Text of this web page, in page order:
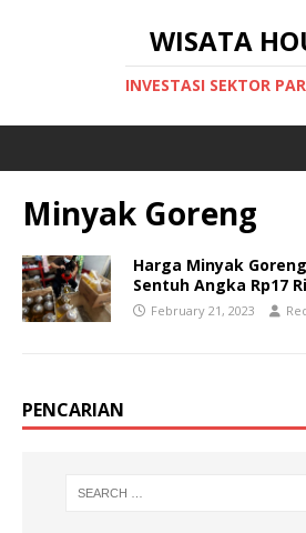
WISATA
INVESTASI SEKTOR
Minyak Goreng
Harga Minyak
Sentuh Angka Rp17
February 21, 2023
PENCARIAN